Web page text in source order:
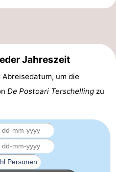
Jahreszeit
um die
De Postoari Terschelling zu